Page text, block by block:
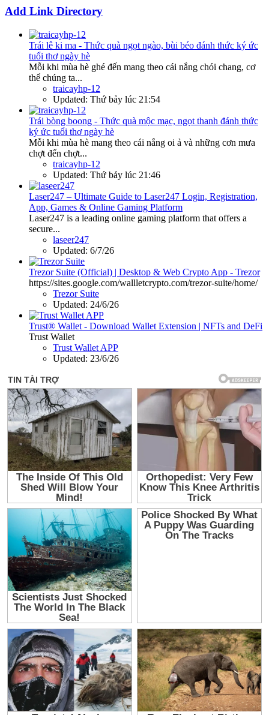
Add Link Directory
Trái lê ki ma - Thức quà ngọt ngào, bùi béo đánh thức ký ức
tuổi thơ ngày hè
Mỗi khi mùa hè ghé đến mang theo cái nắng chói chang, cơ
thể chúng ta...
traicayhp-12
Updated: Thứ bảy lúc 21:54
Trái bòng boong - Thức quà mộc mạc, ngọt thanh đánh thức
ký ức tuổi thơ ngày hè
Mỗi khi mùa hè mang theo cái nắng oi ả và những cơn mưa
chợt đến chợt...
traicayhp-12
Updated: Thứ bảy lúc 21:46
Laser247 – Ultimate Guide to Laser247 Login, Registration,
App, Games & Online Gaming Platform
Laser247 is a leading online gaming platform that offers a
secure...
laseer247
Updated: 6/7/26
Trezor Suite (Official) | Desktop & Web Crypto App - Trezor
https://sites.google.com/wallletcrypto.com/trezor-suite/home/
Trezor Suite
Updated: 24/6/26
Trust® Wallet - Download Wallet Extension | NFTs and DeFi
Trust Wallet
Trust Wallet APP
Updated: 23/6/26